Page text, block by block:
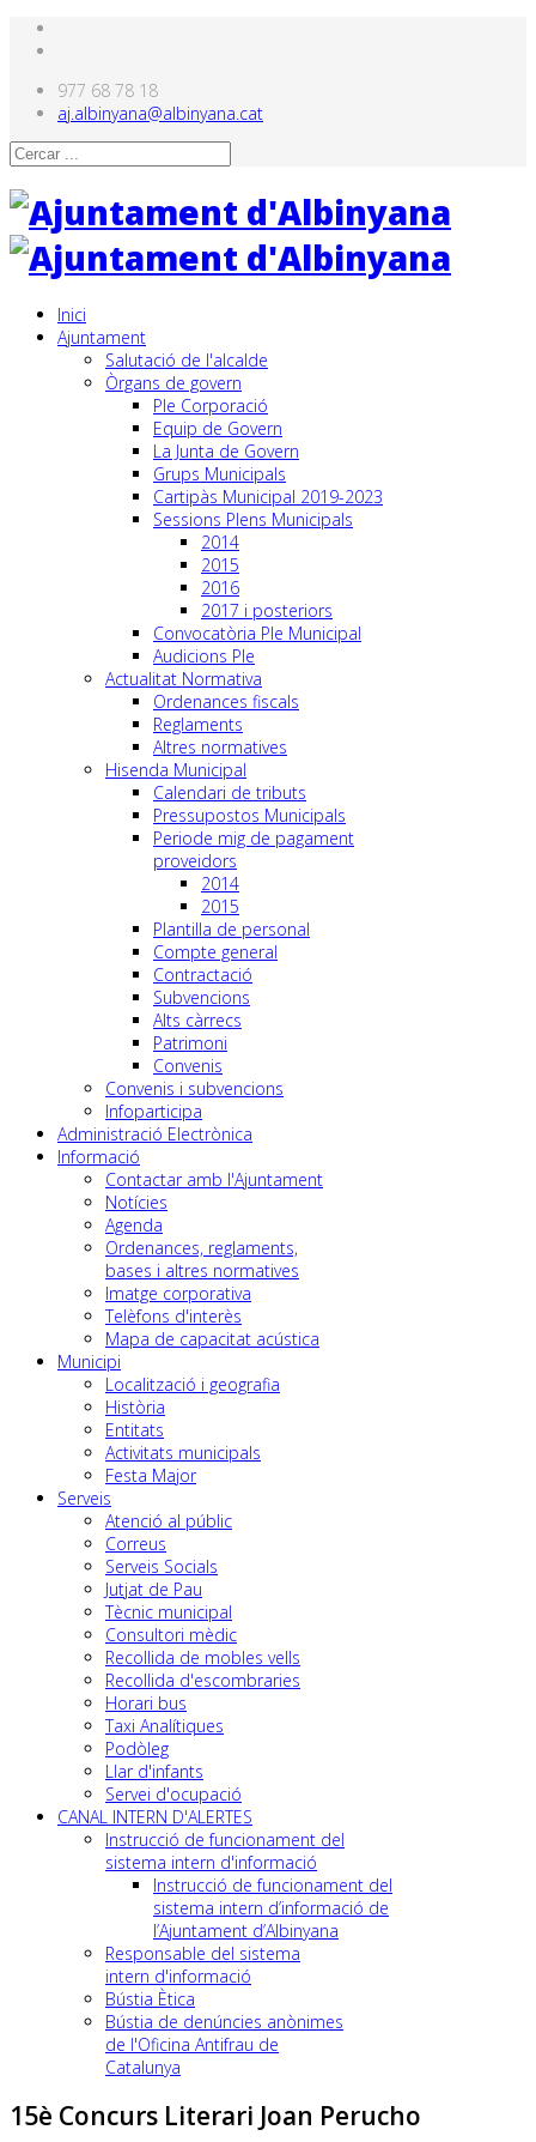
977 68 78 18
aj.albinyana@albinyana.cat
Inici
Ajuntament
Salutació de l'alcalde
Òrgans de govern
Ple Corporació
Equip de Govern
La Junta de Govern
Grups Municipals
Cartipàs Municipal 2019-2023
Sessions Plens Municipals
2014
2015
2016
2017 i posteriors
Convocatòria Ple Municipal
Audicions Ple
Actualitat Normativa
Ordenances fiscals
Reglaments
Altres normatives
Hisenda Municipal
Calendari de tributs
Pressupostos Municipals
Periode mig de pagament
proveidors
2014
2015
Plantilla de personal
Compte general
Contractació
Subvencions
Alts càrrecs
Patrimoni
Convenis
Convenis i subvencions
Infoparticipa
Administració Electrònica
Informació
Contactar amb l'Ajuntament
Notícies
Agenda
Ordenances, reglaments,
bases i altres normatives
Imatge corporativa
Telèfons d'interès
Mapa de capacitat acústica
Municipi
Localització i geografia
Història
Entitats
Activitats municipals
Festa Major
Serveis
Atenció al públic
Correus
Serveis Socials
Jutjat de Pau
Tècnic municipal
Consultori mèdic
Recollida de mobles vells
Recollida d'escombraries
Horari bus
Taxi Analítiques
Podòleg
Llar d'infants
Servei d'ocupació
CANAL INTERN D'ALERTES
Instrucció de funcionament del
sistema intern d'informació
Instrucció de funcionament del
sistema intern d’informació de
l’Ajuntament d’Albinyana
Responsable del sistema
intern d'informació
Bústia Ètica
Bústia de denúncies anònimes
de l'Oficina Antifrau de
Catalunya
15è Concurs Literari Joan Perucho